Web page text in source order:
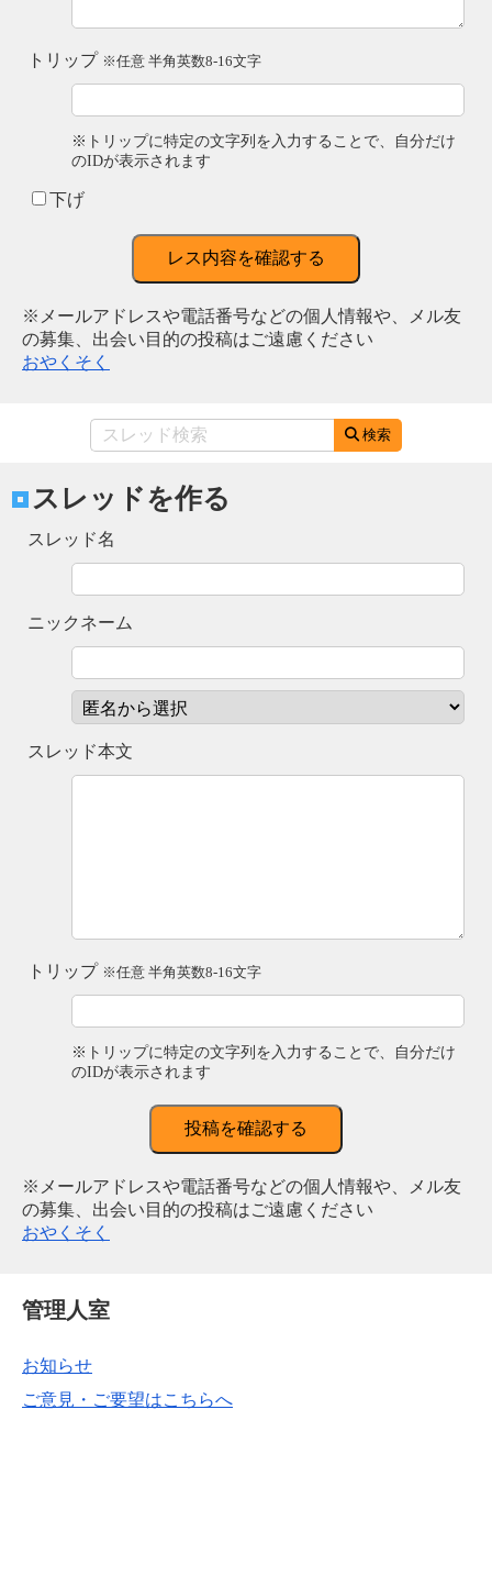
トリップ ※任意 半角英数8-16文字
※トリップに特定の文字列を入力することで、自分だけ
のIDが表示されます
下げ
レス内容を確認する
※メールアドレスや電話番号などの個人情報や、メル友
の募集、出会い目的の投稿はご遠慮ください
おやくそく
検索
スレッドを作る
スレッド名
ニックネーム
スレッド本文
トリップ ※任意 半角英数8-16文字
※トリップに特定の文字列を入力することで、自分だけ
のIDが表示されます
投稿を確認する
※メールアドレスや電話番号などの個人情報や、メル友
の募集、出会い目的の投稿はご遠慮ください
おやくそく
管理人室
お知らせ
ご意見・ご要望はこちらへ